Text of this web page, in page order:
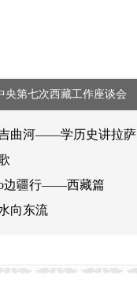
央第七次西藏工作座谈会
曲河——学历史讲拉萨
边疆行——西藏篇
向东流